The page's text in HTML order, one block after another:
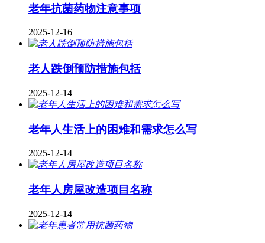
老年抗菌药物注意事项
2025-12-16
老人跌倒预防措施包括
2025-12-14
老年人生活上的困难和需求怎么写
2025-12-14
老年人房屋改造项目名称
2025-12-14